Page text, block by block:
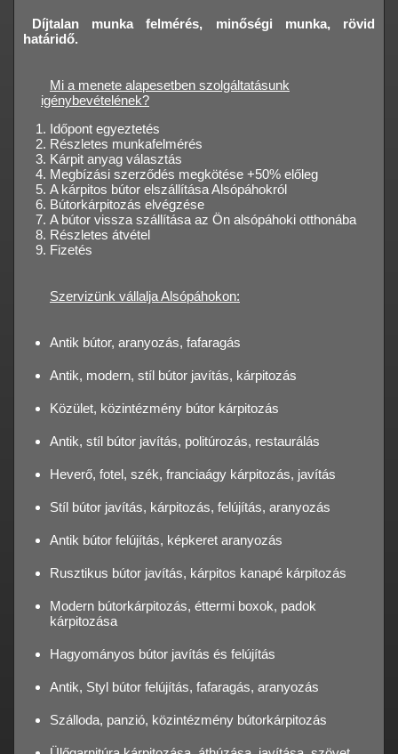
Díjtalan munka felmérés, minőségi munka, rövid
határidő.
Mi a menete alapesetben szolgáltatásunk
igénybevételének?
Időpont egyeztetés
Részletes munkafelmérés
Kárpit anyag választás
Megbízási szerződés megkötése +50% előleg
A kárpitos bútor elszállítása Alsópáhokról
Bútorkárpitozás elvégzése
A bútor vissza szállítása az Ön alsópáhoki otthonába
Részletes átvétel
Fizetés
Szervizünk vállalja Alsópáhokon:
Antik bútor, aranyozás, fafaragás
Antik, modern, stíl bútor javítás, kárpitozás
Közület, közintézmény bútor kárpitozás
Antik, stíl bútor javítás, politúrozás, restaurálás
Heverő, fotel, szék, franciaágy kárpitozás, javítás
Stíl bútor javítás, kárpitozás, felújítás, aranyozás
Antik bútor felújítás, képkeret aranyozás
Rusztikus bútor javítás, kárpitos kanapé kárpitozás
Modern bútorkárpitozás, éttermi boxok, padok
kárpitozása
Hagyományos bútor javítás és felújítás
Antik, Styl bútor felújítás, fafaragás, aranyozás
Szálloda, panzió, közintézmény bútorkárpitozás